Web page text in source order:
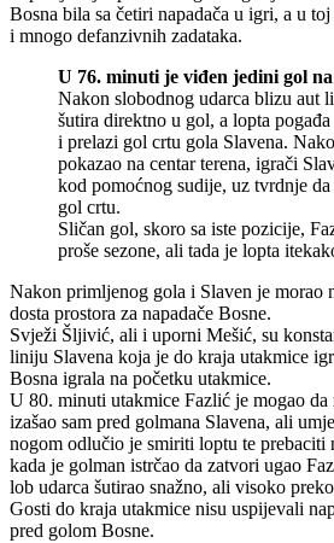
Bosna bila sa četiri napadača u igri, a u
i mnogo defanzivnih zadataka.
U 76. minuti je viđen jedini gol
Nakon slobodnog udarca blizu aut
šutira direktno u gol, a lopta
i prelazi gol crtu gola Slavena.
pokazao na centar terena, igrači
kod pomoćnog sudije, uz tvrdnje
gol crtu.
Sličan gol, skoro sa iste pozicije,
proše sezone, ali tada je lopta
Nakon primljenog gola i Slaven je morao
dosta prostora za napadače Bosne.
Svježi Šljivić, ali i uporni Mešić, su
liniju Slavena koja je do kraja utakmice
Bosna igrala na početku utakmice.
U 80. minuti utakmice Fazlić je mogao da
izašao sam pred golmana Slavena, ali
nogom odlučio je smiriti loptu te prebaciti
kada je golman istrčao da zatvori ugao
lob udarca šutirao snažno, ali visoko
Gosti do kraja utakmice nisu uspijevali
pred golom Bosne.